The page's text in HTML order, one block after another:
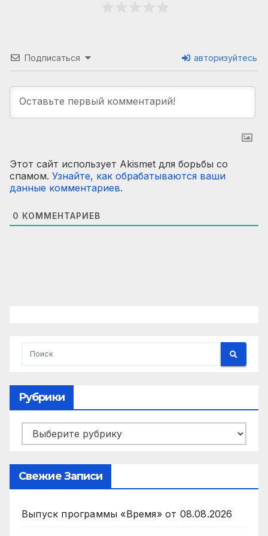
Подписаться авторизуйтесь
Этот сайт использует Akismet для борьбы со
спамом. Узнайте, как обрабатываются ваши
данные комментариев.
0 КОММЕНТАРИЕВ
Рубрики
Рубрики
Свежие Записи
Выпуск программы «Время» от 08.08.2026